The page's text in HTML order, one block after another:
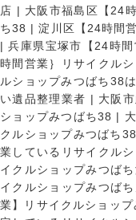
店 | 大阪市福島区【24
ち38 |淀川区【24時間
|兵庫県宝塚市【24時
時間営業｝リサイクル
ルショップみつばち38は
い遺品整理業者 | 大阪
ショップみつばち38 |
クルショップみつばち38
業しているリサイクル
イクルショップみつば
イクルショップみつば
業】リサイクルショップ